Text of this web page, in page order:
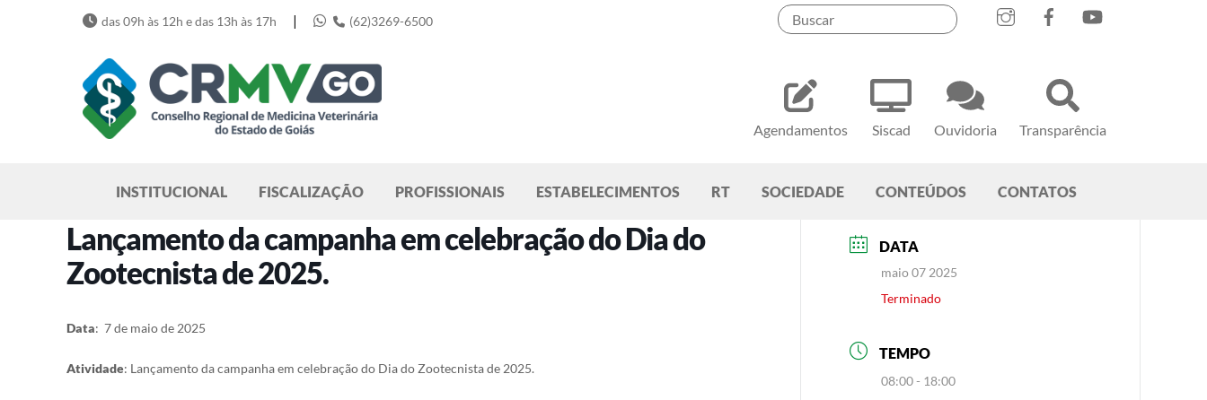
Agendamentos Siscad Ouvidoria Transparência
das 09h às 12h e das 13h às 17h | (62)3269-6500
INSTITUCIONAL FISCALIZAÇÃO PROFISSIONAIS ESTABELECIMENTOS RT SOCIEDADE CONTEÚDOS CONTATOS
Lançamento da campanha em celebração do Dia do
Zootecnista de 2025.
Data: 7 de maio de 2025
Atividade: Lançamento da campanha em celebração do Dia do Zootecnista de 2025.
DATA
maio 07 2025
Terminado
TEMPO
08:00 - 18:00